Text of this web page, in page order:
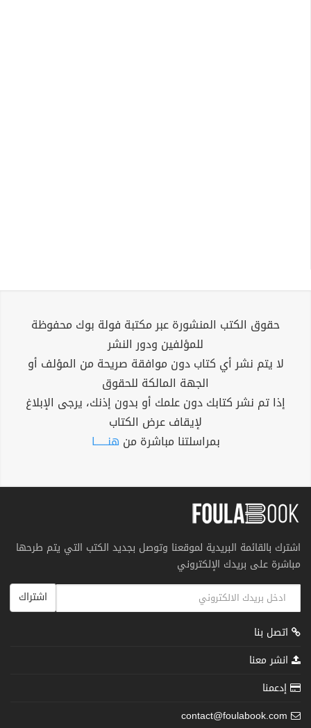
الكاتبة هلاله ماجد
Instagram:@hlalamajed
Facebook:Hlala m garabah\ Hlala.majed
E-mail:hlalagaraba330@gmail.com
حقوق الكتب المنشورة عبر مكتبة فولة بوك محفوظة
للمؤلفين ودور النشر
لا يتم نشر أي كتاب دون موافقة صريحة من المؤلف أو
الجهة المالكة للحقوق
إذا تم نشر كتابك دون علمك أو بدون إذنك، يرجى الإبلاغ
لإيقاف عرض الكتاب
بمراسلتنا مباشرة من هنــــــا
اشترك بالقائمة البريدية لموقعنا وتوصل بجديد الكتب التي يتم طرحها
مباشرة على بريدك الإلكتروني
اشتراك
اتصل بنا
انشر معنا
إدعمنا
contact@foulabook.com